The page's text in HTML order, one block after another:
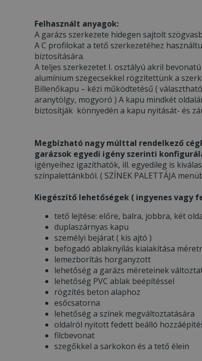
Felhasznált anyagok:
A garázs szerkezete hidegen sajtolt
A C profilokat a tető szerkezetéhez
biztosítására.
A teljes szerkezetet I. osztályú akril
alumínium szegecsekkel rögzítettünk a
Billenőkapu – kézi működtetésű (
aranytölgy, mogyoró ) A kapu mindkét
biztosítják könnyedén a kapu nyitását- és
Megbízható nagy múlttal rendelkező
garázsok egyedi igény szerinti
igényeihez igazíthatók, ill. egyedileg is
színpalettánkból. ( SZÍNEK PALETTÁJA
Kiegészítő lehetőségek ( ingyenes vagy
tető lejtése: előre, balra, jobbra, két
duplaszárnyas kapu
személyi bejárat ( kis ajtó )
befogadó ablaknyílás kialakítása
lemezborítás horganyzott
lehetőség a garázs méreteinek
lehetőség PVC ablak beépítéssel
rögzítés beton alaphoz
esőcsatorna
lehetőség a színek megváltoztatására
oldalról nyitott fedett beálló
filcbevonat
szegőkkel a sarkokon és a tető élein